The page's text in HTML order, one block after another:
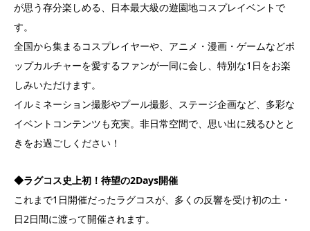
が思う存分楽しめる、日本最大級の遊園地コスプレイベントで
す。
全国から集まるコスプレイヤーや、アニメ・漫画・ゲームなどポ
ップカルチャーを愛するファンが一同に会し、特別な1日をお楽
しみいただけます。
イルミネーション撮影やプール撮影、ステージ企画など、多彩な
イベントコンテンツも充実。非日常空間で、思い出に残るひとと
きをお過ごしください！
◆ラグコス史上初！待望の2Days開催
これまで1日開催だったラグコスが、多くの反響を受け初の土・
日2日間に渡って開催されます。